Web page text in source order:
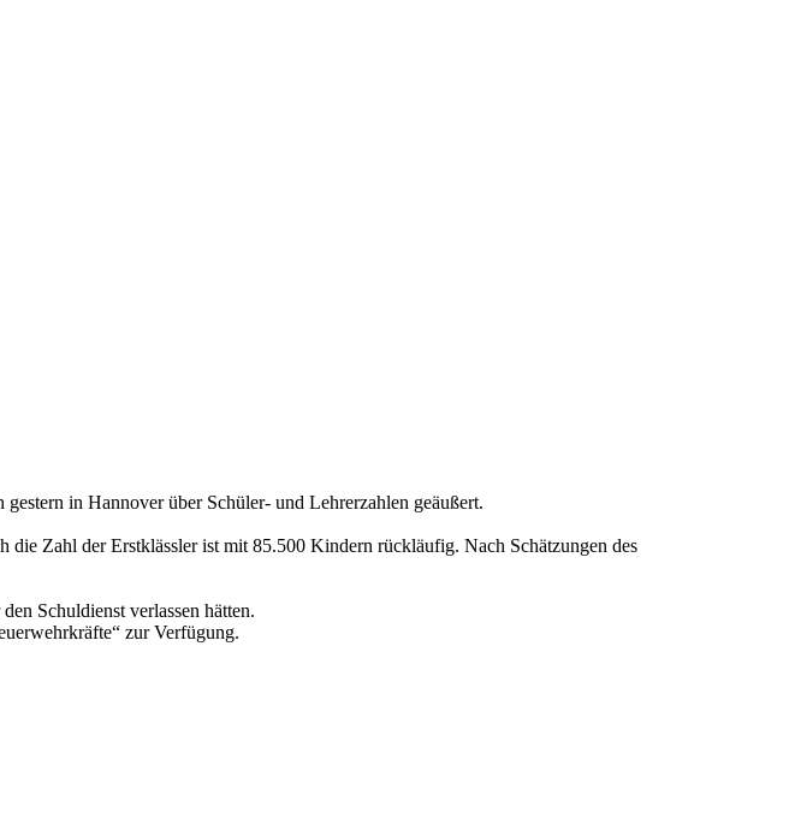
in Hannover über Schüler- und Lehrerzahlen geäußert.
Zahl der Erstklässler ist mit 85.500 Kindern rückläufig. Nach Schätzungen des
Schuldienst verlassen hätten.
zur Verfügung.